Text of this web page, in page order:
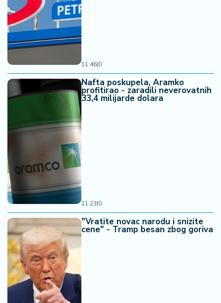
11:46|0
Nafta poskupela, Aramko
profitirao - zaradili neverovatnih
33,4 milijarde dolara
11:23|0
"Vratite novac narodu i snizite
cene" - Tramp besan zbog goriva